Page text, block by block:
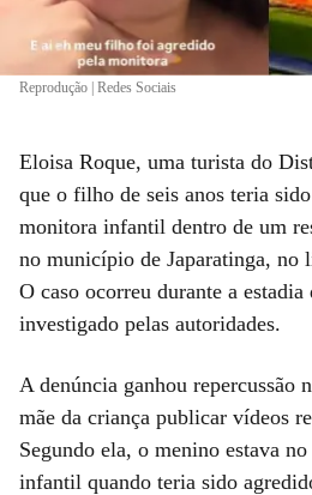
Reprodução | Redes Sociais
Eloisa Roque, uma turista do
que o filho de seis anos teria
monitora infantil dentro de um
no município de Japaratinga, no
O caso ocorreu durante a
investigado pelas autoridades.
A denúncia ganhou repercussão
mãe da criança publicar vídeos
Segundo ela, o menino estava
infantil quando teria sido